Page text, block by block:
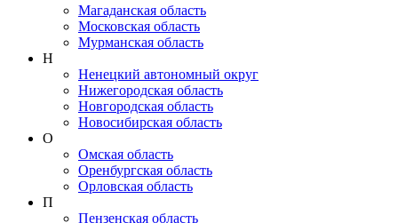
Магаданская область
Московская область
Мурманская область
Н
Ненецкий автономный округ
Нижегородская область
Новгородская область
Новосибирская область
О
Омская область
Оренбургская область
Орловская область
П
Пензенская область